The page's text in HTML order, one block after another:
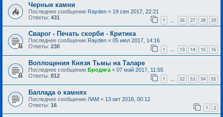
Черные камни
Последнее сообщение Rayden « 19 сен 2017, 22:21
Ответы: 431 1 26 27 28 29
Сварог - Печать скорби - Критика
Последнее сообщение Rayden « 05 июл 2017, 14:16
Ответы: 230 1 … 13 14 15 16
Воплощения Князя Тьмы на Таларе
Последнее сообщение Бродяга « 07 май 2017, 11:55
Ответы: 812 1 … 52 53 54 55
Баллада о камнях
Последнее сообщение ЛАМ « 13 окт 2016, 00:12
Ответы: 16 1 2